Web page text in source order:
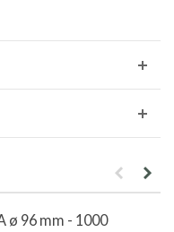
ø 96 mm - 1000